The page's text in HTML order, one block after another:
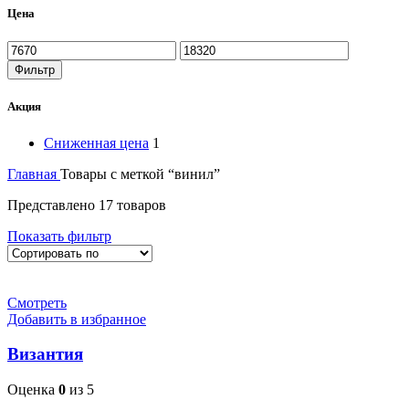
Цена
Минимальная
цена
Максимальная
цена
Фильтр
Акция
Сниженная цена 1
Главная Товары с меткой “винил”
Представлено 17 товаров
Показать фильтр
Смотреть
Добавить в избранное
Византия
Оценка 0 из 5